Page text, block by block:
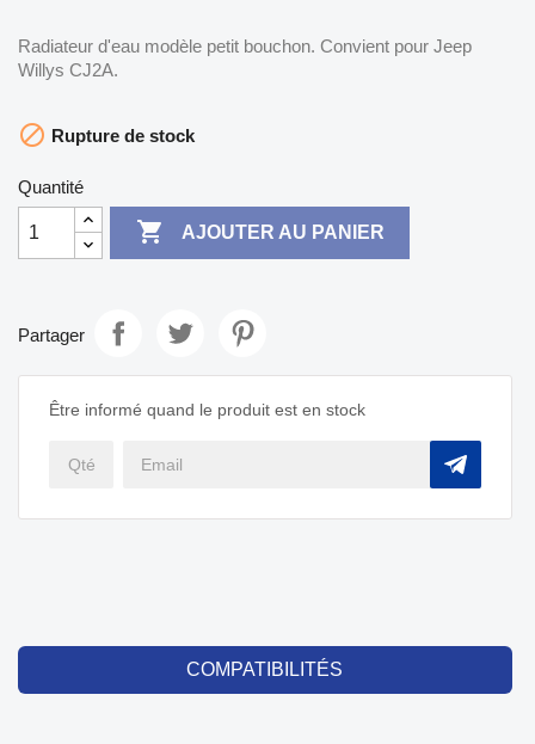
Radiateur d'eau modèle petit bouchon. Convient pour Jeep
Willys CJ2A.
 Rupture de stock
Quantité
 AJOUTER AU PANIER
Partager
Être informé quand le produit est en stock
COMPATIBILITÉS